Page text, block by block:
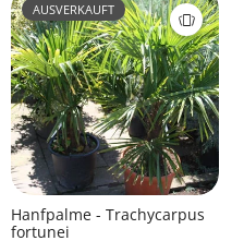
AUSVERKAUFT
Hanfpalme - Trachycarpus
fortunei